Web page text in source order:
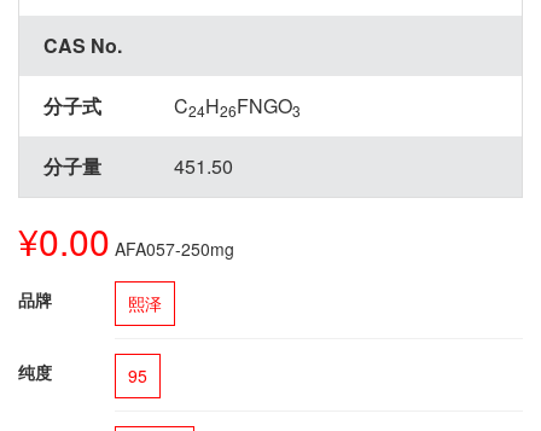
CAS No.
分子式 C24H26FNGO3
分子量 451.50
¥0.00 AFA057-250mg
品牌 熙泽
纯度 95